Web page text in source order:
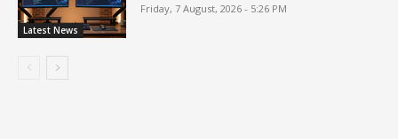
Latest News
Friday, 7 August, 2026 - 5:26 PM